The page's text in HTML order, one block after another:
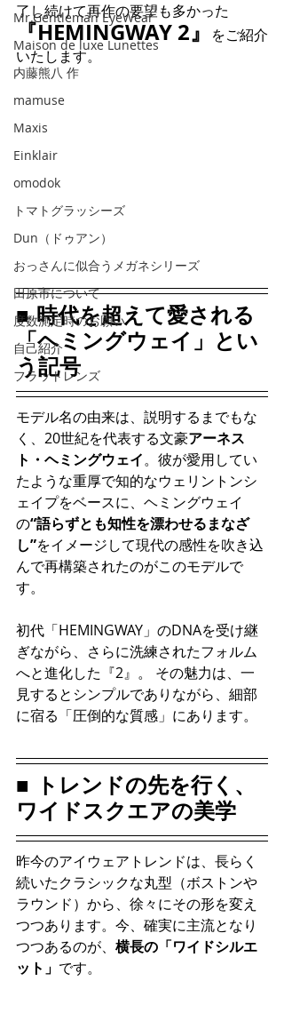
Mr.Gentleman EyeWear
Maison de luxe Lunettes
内藤熊八 作
mamuse
Maxis
Einklair
omodok
トマトグラッシーズ
Dun（ドゥアン）
おっさんに似合うメガネシリーズ
田原市について
度数測定時のお願い
自己紹介
フラットレンズ
了し続けて再作の要望も多かった
『HEMINGWAY 2』
をご紹介
いたします。
■ 時代を超えて愛される
「ヘミングウェイ」とい
う記号
モデル名の由来は、説明するまでもな
く、20世紀を代表する文豪アーネス
ト・ヘミングウェイ。彼が愛用してい
たような重厚で知的なウェリントンシ
ェイプをベースに、ヘミングウェイ
の“語らずとも知性を漂わせるまなざ
し”をイメージして現代の感性を吹き込
んで再構築されたのがこのモデルで
す。
初代「HEMINGWAY」のDNAを受け継
ぎながら、さらに洗練されたフォルム
へと進化した『2』。 その魅力は、一
見するとシンプルでありながら、細部
に宿る「圧倒的な質感」にあります。
■ トレンドの先を行く、
ワイドスクエアの美学
昨今のアイウェアトレンドは、長らく
続いたクラシックな丸型（ボストンや
ラウンド）から、徐々にその形を変え
つつあります。今、確実に主流となり
つつあるのが、 横長の「ワイドシルエ
ット」 です。